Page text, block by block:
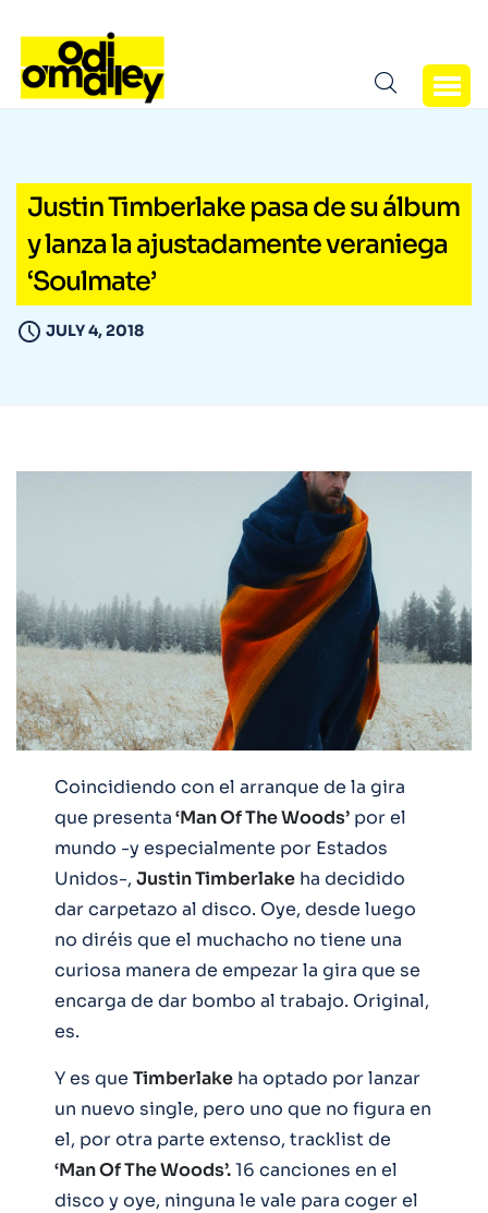
Justin Timberlake pasa de su álbum
y lanza la ajustadamente veraniega
‘Soulmate’
JULY 4, 2018
Coincidiendo con el arranque de la gira
que presenta‘Man Of The Woods’ por el
mundo -y especialmente por Estados
Unidos-, Justin Timberlake ha decidido
dar carpetazo al disco. Oye, desde luego
no diréis que el muchacho no tiene una
curiosa manera de empezar la gira que se
encarga de dar bombo al trabajo. Original,
es.
Y es que Timberlake ha optado por lanzar
un nuevo single, pero uno que no figura en
el, por otra parte extenso, tracklist de
‘Man Of The Woods’.16 canciones en el
disco y oye, ninguna le vale para coger el